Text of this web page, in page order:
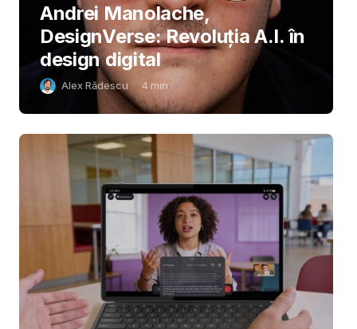
Andrei Manolache,
DesignVerse: Revoluția A.I. în
design digital
Alex Rădescu 4 min